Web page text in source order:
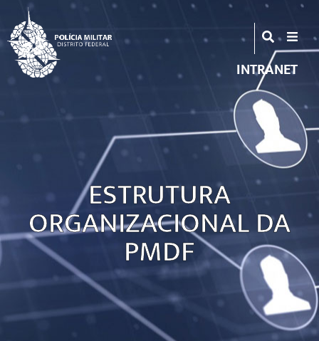
INTRANET
ESTRUTURA
ORGANIZACIONAL DA
PMDF